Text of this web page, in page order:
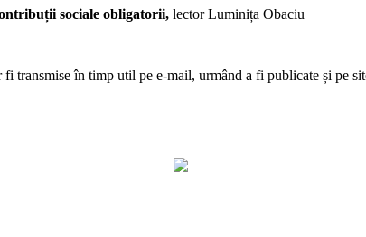
sociale obligatorii, lector Luminița Obaciu
vor fi transmise în timp util pe e-mail, urmând a fi